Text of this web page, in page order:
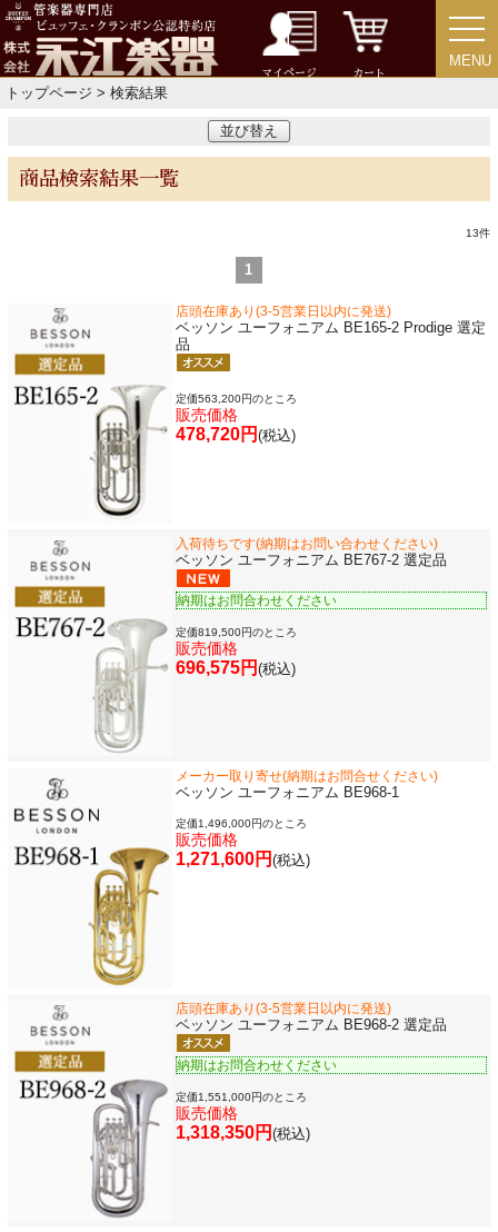
マイページ カート
MENU
MENU
トップページ > 検索結果
並び替え
商品検索結果一覧
13件
1
店頭在庫あり(3-5営業日以内に発送)
ベッソン ユーフォニアム BE165-2 Prodige 選定
品
定価563,200円のところ
販売価格
478,720円 (税込)
入荷待ちです(納期はお問い合わせください)
ベッソン ユーフォニアム BE767-2 選定品
納期はお問合わせください
定価819,500円のところ
販売価格
696,575円 (税込)
メーカー取り寄せ(納期はお問合せください)
ベッソン ユーフォニアム BE968-1
定価1,496,000円のところ
販売価格
1,271,600円 (税込)
店頭在庫あり(3-5営業日以内に発送)
ベッソン ユーフォニアム BE968-2 選定品
納期はお問合わせください
定価1,551,000円のところ
販売価格
1,318,350円 (税込)
特定商取引法 プライバシー・ポリシー